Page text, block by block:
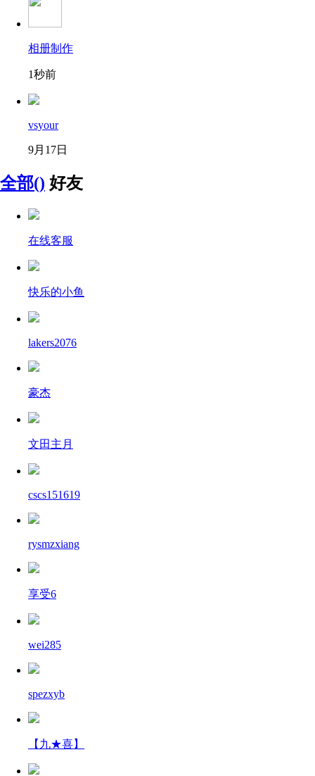
相册制作
1秒前
vsyour
9月17日
全部() 好友
在线客服
快乐的小鱼
lakers2076
豪杰
文田主月
cscs151619
rysmzxiang
享受6
wei285
spezxyb
【九★喜】